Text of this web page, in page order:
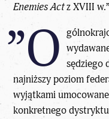
Enemies Actz XVIII w.”
”O sędziego
najniższy poziom
wyjątkami
konkretnego